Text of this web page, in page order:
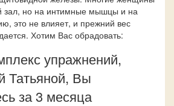
зал, но на интимные мышцы и на
это не влияет, и прежний вес
Хотим Вас обрадовать:
упражнений,
Татьяной, Вы
за 3 месяца